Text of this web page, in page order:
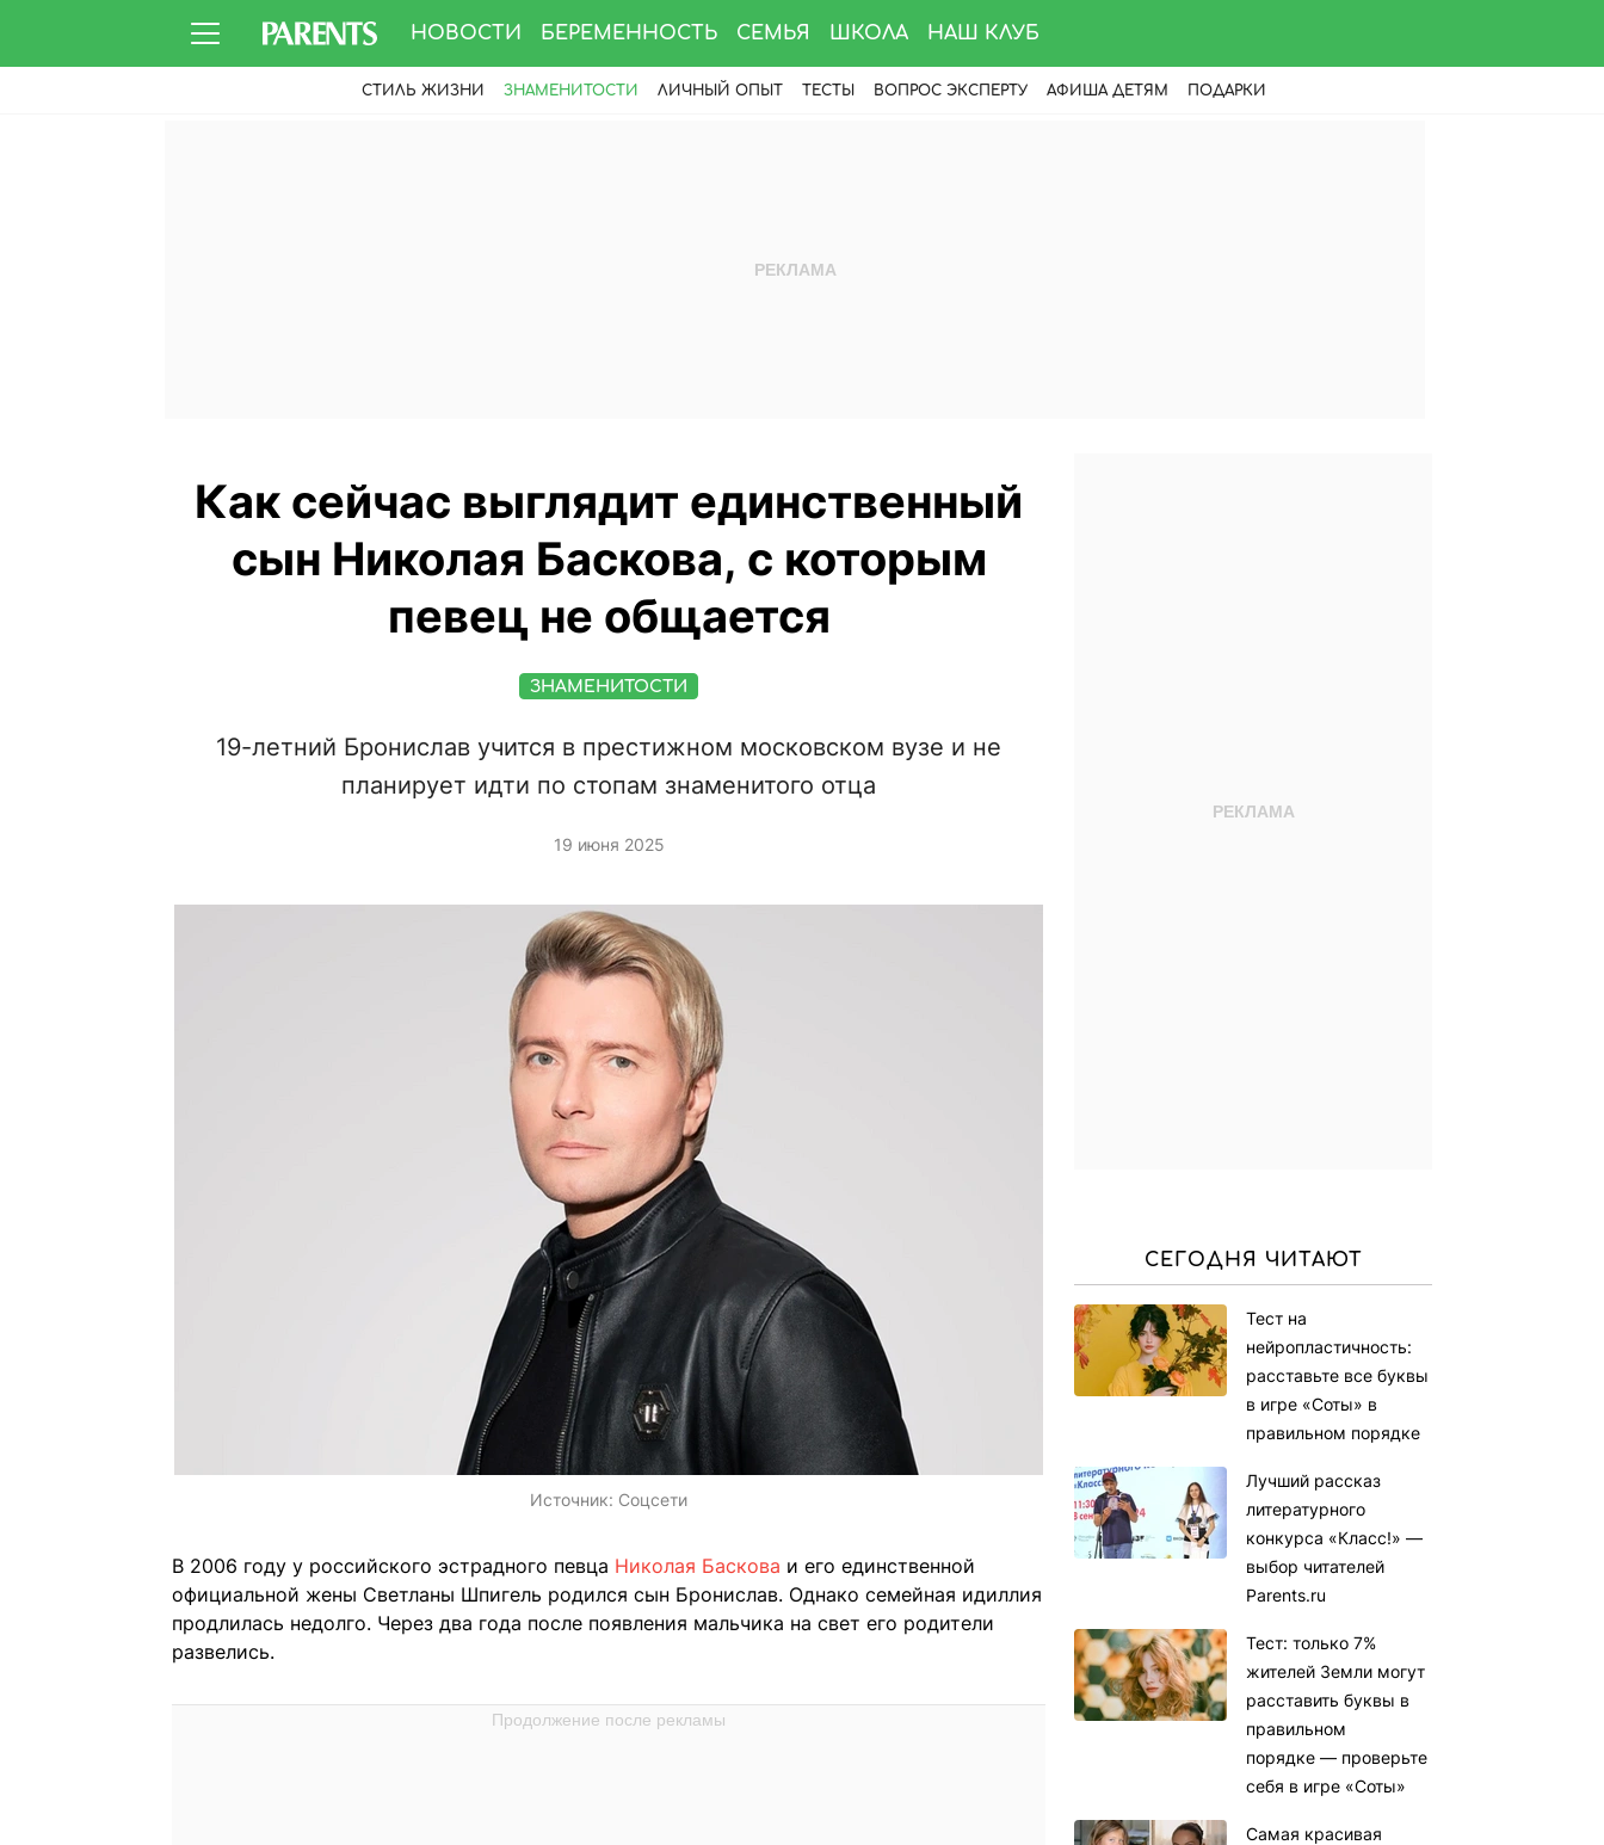
НОВОСТИ БЕРЕМЕННОСТЬ СЕМЬЯ ШКОЛА НАШ КЛУБ
СТИЛЬ ЖИЗНИ ЗНАМЕНИТОСТИ ЛИЧНЫЙ ОПЫТ ТЕСТЫ ВОПРОС ЭКСПЕРТУ АФИША ДЕТЯМ ПОДАРКИ
Как сейчас выглядит единственный
сын Николая Баскова, с которым
певец не общается
ЗНАМЕНИТОСТИ
19-летний Бронислав учится в престижном московском вузе и не
планирует идти по стопам знаменитого отца
19 июня 2025
Источник: Соцсети
В 2006 году у российского эстрадного певца Николая Баскова и его единственной
официальной жены Светланы Шпигель родился сын Бронислав. Однако семейная идиллия
продлилась недолго. Через два года после появления мальчика на свет его родители
развелись.
СЕГОДНЯ ЧИТАЮТ
Тест на
нейропластичность:
расставьте все буквы
в игре «Соты» в
правильном порядке
Лучший рассказ
литературного
конкурса «Класс!» —
выбор читателей
Parents.ru
Тест: только 7%
жителей Земли могут
расставить буквы в
правильном
порядке — проверьте
себя в игре «Соты»
Самая красивая